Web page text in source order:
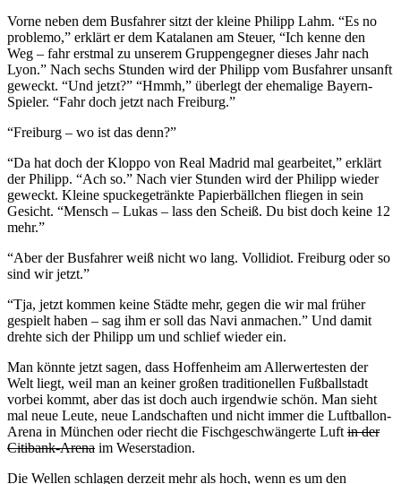
Vorne neben dem Busfahrer sitzt der kleine Philipp Lahm. “Es no
problemo,” erklärt er dem Katalanen am Steuer, “Ich kenne den
Weg – fahr erstmal zu unserem Gruppengegner dieses Jahr nach
Lyon.” Nach sechs Stunden wird der Philipp vom Busfahrer unsanft
geweckt. “Und jetzt?” “Hmmh,” überlegt der ehemalige Bayern-
Spieler. “Fahr doch jetzt nach Freiburg.”
“Freiburg – wo ist das denn?”
“Da hat doch der Kloppo von Real Madrid mal gearbeitet,” erklärt
der Philipp. “Ach so.” Nach vier Stunden wird der Philipp wieder
geweckt. Kleine spuckegetränkte Papierbällchen fliegen in sein
Gesicht. “Mensch – Lukas – lass den Scheiß. Du bist doch keine 12
mehr.”
“Aber der Busfahrer weiß nicht wo lang. Vollidiot. Freiburg oder so
sind wir jetzt.”
“Tja, jetzt kommen keine Städte mehr, gegen die wir mal früher
gespielt haben – sag ihm er soll das Navi anmachen.” Und damit
drehte sich der Philipp um und schlief wieder ein.
Man könnte jetzt sagen, dass Hoffenheim am Allerwertesten der
Welt liegt, weil man an keiner großen traditionellen Fußballstadt
vorbei kommt, aber das ist doch auch irgendwie schön. Man sieht
mal neue Leute, neue Landschaften und nicht immer die Luftballon-
Arena in München oder riecht die Fischgeschwängerte Luft in der
Citibank-Arena im Weserstadion.
Die Wellen schlagen derzeit mehr als hoch, wenn es um den